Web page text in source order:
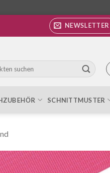
NEWSLETTER
SCHNITTMUSTER